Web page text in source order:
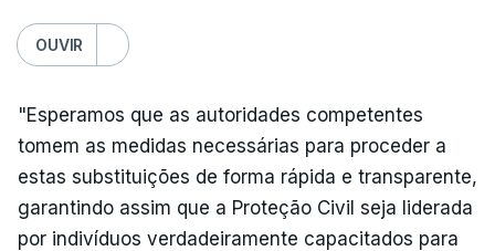
OUVIR
"Esperamos que as autoridades competentes
tomem as medidas necessárias para proceder a
estas substituições de forma rápida e transparente,
garantindo assim que a Proteção Civil seja liderada
por indivíduos verdadeiramente capacitados para